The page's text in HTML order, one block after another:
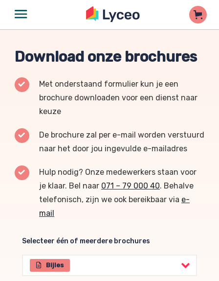
Download onze brochures
Met onderstaand formulier kun je een
brochure downloaden voor een dienst naar
keuze
De brochure zal per e-mail worden verstuurd
naar het door jou ingevulde e-mailadres
Hulp nodig? Onze medewerkers staan voor
je klaar. Bel naar 071 – 79 000 40. Behalve
telefonisch, zijn we ook bereikbaar via e-
mail
Selecteer één of meerdere brochures
Selecteer één of meerdere brochures
Bijles